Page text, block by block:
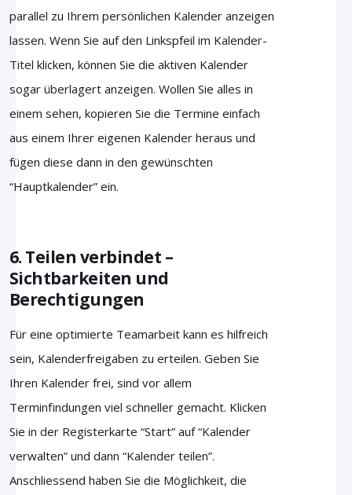
parallel zu Ihrem persönlichen Kalender anzeigen
lassen. Wenn Sie auf den Linkspfeil im Kalender-
Titel klicken, können Sie die aktiven Kalender
sogar überlagert anzeigen. Wollen Sie alles in
einem sehen, kopieren Sie die Termine einfach
aus einem Ihrer eigenen Kalender heraus und
fügen diese dann in den gewünschten
“Hauptkalender” ein.
6. Teilen verbindet –
Sichtbarkeiten und
Berechtigungen
Für eine optimierte Teamarbeit kann es hilfreich
sein, Kalenderfreigaben zu erteilen. Geben Sie
Ihren Kalender frei, sind vor allem
Terminfindungen viel schneller gemacht. Klicken
Sie in der Registerkarte “Start” auf “Kalender
verwalten” und dann “Kalender teilen”.
Anschliessend haben Sie die Möglichkeit, die